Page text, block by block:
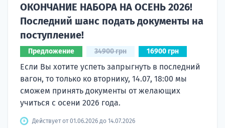
ОКОНЧАНИЕ НАБОРА НА ОСЕНЬ 2026!
Последний шанс подать документы на
поступление!
Предложение 34900 грн 16900 грн
Если Вы хотите успеть запрыгнуть в последний
вагон, то только ко вторнику, 14.07, 18:00 мы
сможем принять документы от желающих
учиться с осени 2026 года.
Действует от 01.06.2026 до 14.07.2026